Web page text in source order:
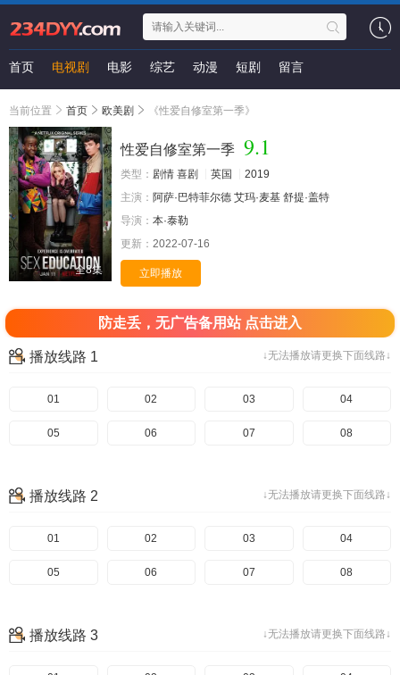
首页 电视剧 电影 综艺 动漫 短剧 留言
当前位置 首页 欧美剧 《性爱自修室第一季》
全8集
性爱自修室第一季 9.1
类型： 剧情 喜剧 英国
2019
主演： 阿萨·巴特菲尔德 艾玛·麦基 舒提·盖特
导演： 本·泰勒
更新： 2022-07-16
立即播放
防走丢，无广告备用站 点击进入
↓无法播放请更换下面线路↓
播放线路 1
01 02 03 04
05 06 07 08
↓无法播放请更换下面线路↓
播放线路 2
01 02 03 04
05 06 07 08
↓无法播放请更换下面线路↓
播放线路 3